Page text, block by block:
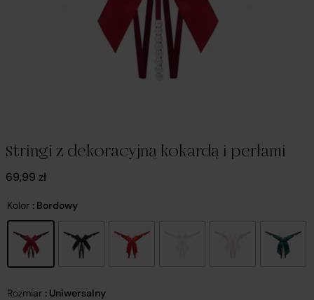
Stringi z dekoracyjną kokardą i perłami
69,99 zł
Kolor : Bordowy
Rozmiar : Uniwersalny